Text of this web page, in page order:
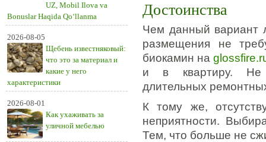
UZ, Mobil Ilova va
Bonuslar Haqida Qo‘llanma
2026-08-05
Щебень известняковый:
что это за материал и
какие у него
характеристики
2026-08-01
Как ухаживать за
уличной мебелью
Достоинства
Чем данный вариант
размещения не
биокамин на
и в квартиру. Не
длительных
К тому же,
неприятности.
Тем, что больше не